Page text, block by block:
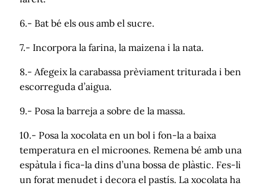
6.- Bat bé els ous amb el sucre.
7.- Incorpora la farina, la maizena i la nata.
8.- Afegeix la carabassa prèviament triturada i ben
escorreguda d’aigua.
9.- Posa la barreja a sobre de la massa.
10.- Posa la xocolata en un bol i fon-la a baixa
temperatura en el microones. Remena bé amb una
espàtula i fica-la dins d’una bossa de plàstic. Fes-li
un forat menudet i decora el pastís. La xocolata ha